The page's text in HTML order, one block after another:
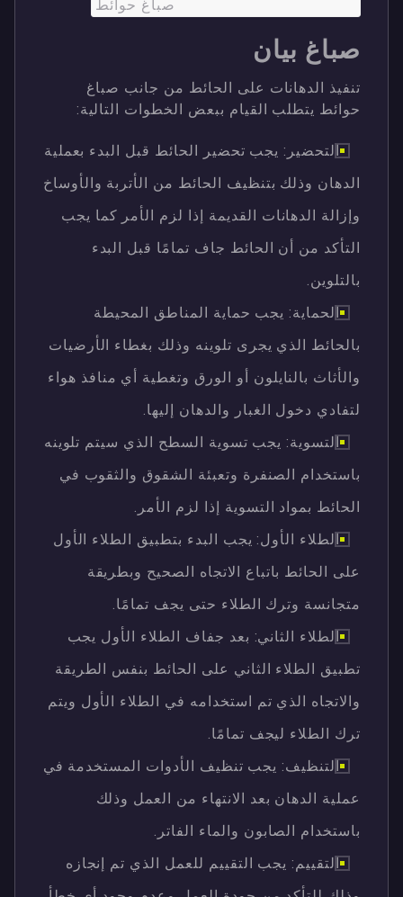
صباغ حوائط
صباغ بيان
تنفيذ الدهانات على الحائط من جانب صباغ
حوائط يتطلب القيام ببعض الخطوات التالية:
التحضير: يجب تحضير الحائط قبل البدء بعملية
الدهان وذلك بتنظيف الحائط من الأتربة والأوساخ
وإزالة الدهانات القديمة إذا لزم الأمر كما يجب
التأكد من أن الحائط جاف تمامًا قبل البدء
بالتلوين.
الحماية: يجب حماية المناطق المحيطة
بالحائط الذي يجرى تلوينه وذلك بغطاء الأرضيات
والأثاث بالنايلون أو الورق وتغطية أي منافذ هواء
لتفادي دخول الغبار والدهان إليها.
التسوية: يجب تسوية السطح الذي سيتم تلوينه
باستخدام الصنفرة وتعبئة الشقوق والثقوب في
الحائط بمواد التسوية إذا لزم الأمر.
الطلاء الأول: يجب البدء بتطبيق الطلاء الأول
على الحائط باتباع الاتجاه الصحيح وبطريقة
متجانسة وترك الطلاء حتى يجف تمامًا.
الطلاء الثاني: بعد جفاف الطلاء الأول يجب
تطبيق الطلاء الثاني على الحائط بنفس الطريقة
والاتجاه الذي تم استخدامه في الطلاء الأول ويتم
ترك الطلاء ليجف تمامًا.
التنظيف: يجب تنظيف الأدوات المستخدمة في
عملية الدهان بعد الانتهاء من العمل وذلك
باستخدام الصابون والماء الفاتر.
التقييم: يجب التقييم للعمل الذي تم إنجازه